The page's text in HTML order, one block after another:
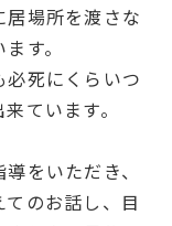
場所を渡さな
ています。
死にくらいつ
ています。
をいただき、
のお話し、目